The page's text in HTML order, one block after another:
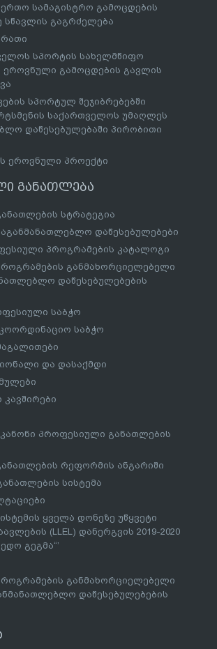
სამაგისტრო გამოცდების
სწავლის გაგრძელება
სპორტის სახელმწიფო
ეროვნული გამოცდების გავლის
სპორტულ შეჯიბრებებში
საქართველოს უმაღლეს
დაწესებულებაში პირობითი
ეროვნული პროექტი
განათლება
სტრატეგია
დაწესებულებები
პროგრამების კატალოგი
განმახორციელებელი
დაწესებულებების
საბჭო
საბჭო
და დასაქმდი
პროფესიული განათლების
რეფორმის ანგარიში
სისტემა
ყველა დონეზე უწყვეტი
(LLEL) დანერგვის 2019-2020
გეგმა“’
განმახორციელებელი
დაწესებულებების